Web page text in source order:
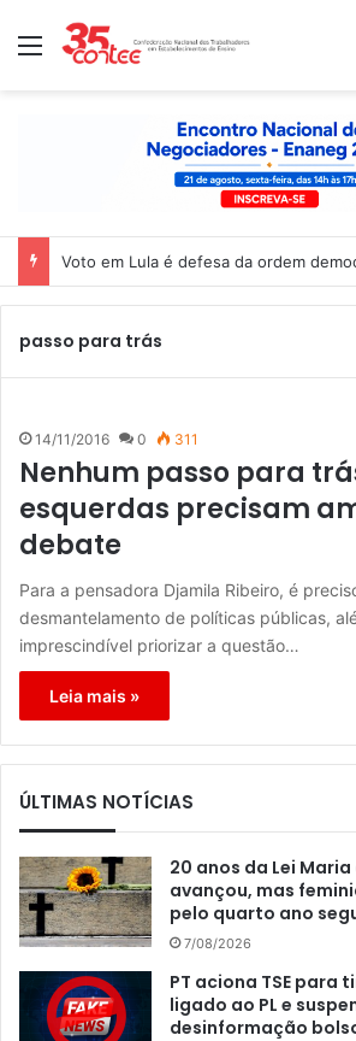
Menu
Voto em Lula é defesa da ordem
passo para trás
14/11/2016 0 311
Nenhum passo para
esquerdas precisam
debate
Para a pensadora Djamila Ribeiro, é
desmantelamento de políticas públicas,
imprescindível priorizar a questão…
Leia mais »
ÚLTIMAS NOTÍCIAS
20 anos da Lei Maria
avançou, mas
pelo quarto ano
7/08/2026
PT aciona TSE para
ligado ao PL e
desinformação